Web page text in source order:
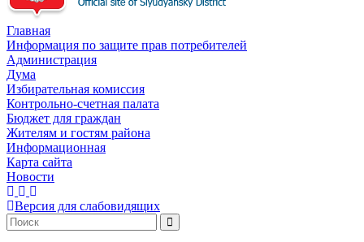
Главная
Информация по защите прав потребителей
Администрация
Дума
Избирательная комиссия
Контрольно-счетная палата
Бюджет для граждан
Жителям и гостям района
Информационная
Карта сайта
Новости
Версия для слабовидящих